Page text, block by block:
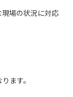
場の状況に対応
ます。